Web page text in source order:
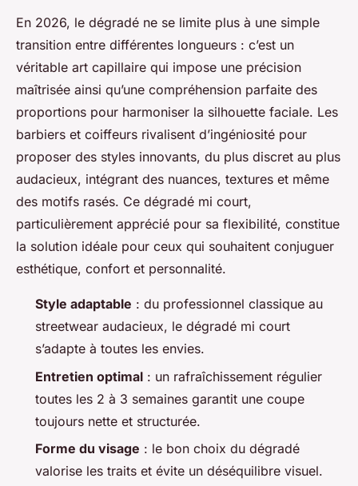
En 2026, le dégradé ne se limite plus à une simple
transition entre différentes longueurs : c’est un
véritable art capillaire qui impose une précision
maîtrisée ainsi qu’une compréhension parfaite des
proportions pour harmoniser la silhouette faciale. Les
barbiers et coiffeurs rivalisent d’ingéniosité pour
proposer des styles innovants, du plus discret au plus
audacieux, intégrant des nuances, textures et même
des motifs rasés. Ce dégradé mi court,
particulièrement apprécié pour sa flexibilité, constitue
la solution idéale pour ceux qui souhaitent conjuguer
esthétique, confort et personnalité.
Style adaptable : du professionnel classique au
streetwear audacieux, le dégradé mi court
s’adapte à toutes les envies.
Entretien optimal : un rafraîchissement régulier
toutes les 2 à 3 semaines garantit une coupe
toujours nette et structurée.
Forme du visage : le bon choix du dégradé
valorise les traits et évite un déséquilibre visuel.